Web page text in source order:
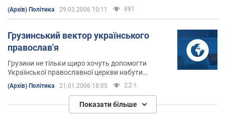
(Архів) Політика 29.03.2006 10:11 891
Грузинський вектор українського
православ'я
Грузини не тільки щиро хочуть допомогти
Української православної церкви набути
помісний статус, а й консолідуються навколо
Київського патріархату. Так нещодавно в Києві
з'явився грузинський прихід УПЦ КП, який
очолив священик Микола Інасарідзе.
(Архів) Політика 21.01.2006 18:05 2,2 т.
Показати більше